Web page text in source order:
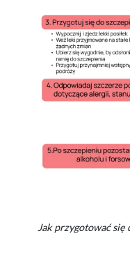
Jak przygotować się